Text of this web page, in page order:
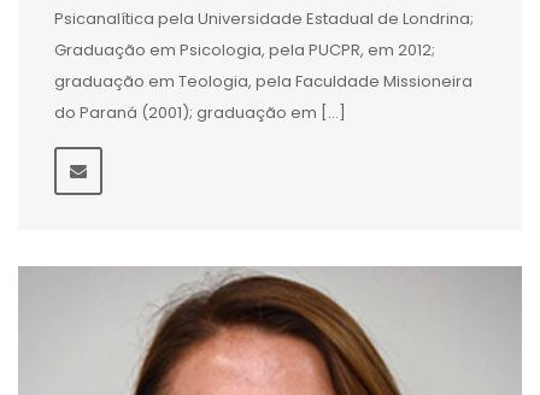
Psicanalítica pela Universidade Estadual de Londrina;
Graduação em Psicologia, pela PUCPR, em 2012;
graduação em Teologia, pela Faculdade Missioneira
do Paraná (2001); graduação em […]